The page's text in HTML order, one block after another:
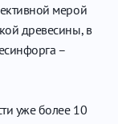
мерой
древесины, в
–
уже более 10